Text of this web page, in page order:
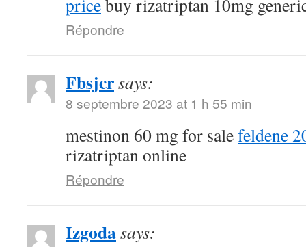
pricebuy rizatriptan 10mg
Répondre
Fbsjcrsays:
8 septembre 2023 at 1 h 55 min
mestinon 60 mg for salefeldene
rizatriptan online
Répondre
Izgodasays: